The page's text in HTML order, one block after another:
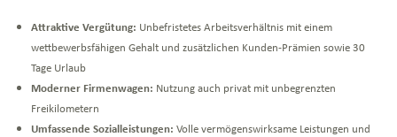
Attraktive Vergütung: Unbefristetes Arbeitsverhältnis mit einem
wettbewerbsfähigen Gehalt und zusätzlichen Kunden-Prämien sowie 30
Tage Urlaub
Moderner Firmenwagen: Nutzung auch privat mit unbegrenzten
Freikilometern
Umfassende Sozialleistungen: Volle vermögenswirksame Leistungen und